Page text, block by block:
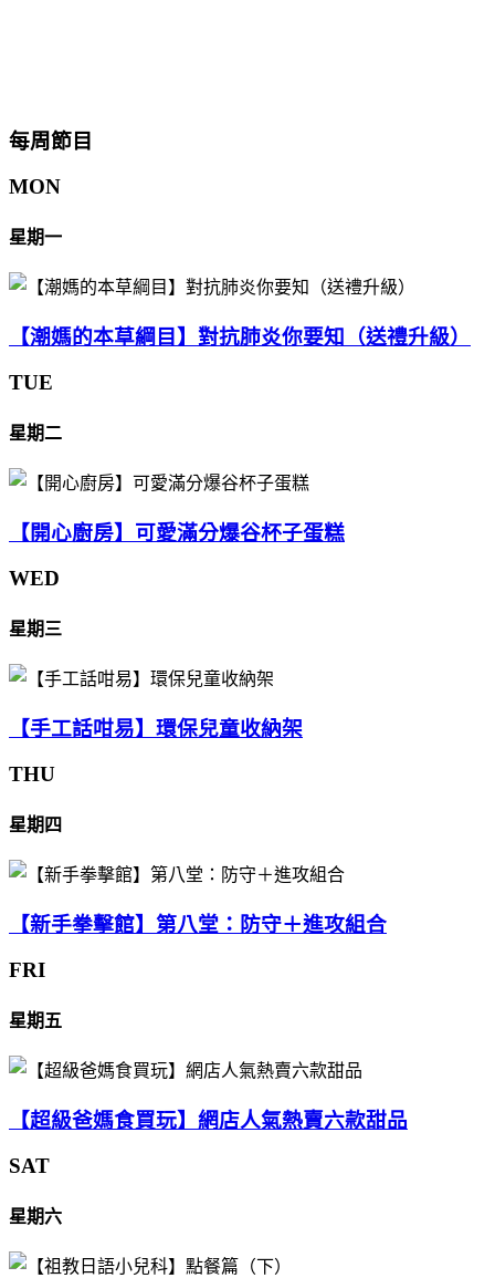
每周節目
MON
星期一
【潮媽的本草綱目】對抗肺炎你要知（送禮升級）
TUE
星期二
【開心廚房】可愛滿分爆谷杯子蛋糕
WED
星期三
【手工話咁易】環保兒童收納架
THU
星期四
【新手拳擊館】第八堂：防守＋進攻組合
FRI
星期五
【超級爸媽食買玩】網店人氣熱賣六款甜品
SAT
星期六